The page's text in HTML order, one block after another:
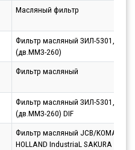
Масляный фильтр
Фильтр масляный ЗИЛ-5301,
(дв.ММЗ-260)
Фильтр масляный
Фильтр масляный ЗИЛ-5301,МАЗ-
(дв.ММЗ-260) DIF
Фильтр масляный JCB/KOMATSU/
HOLLAND IndustriaL SAKURA C-